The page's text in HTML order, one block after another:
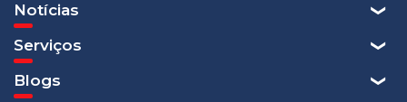
Notícias
Serviços
Blogs